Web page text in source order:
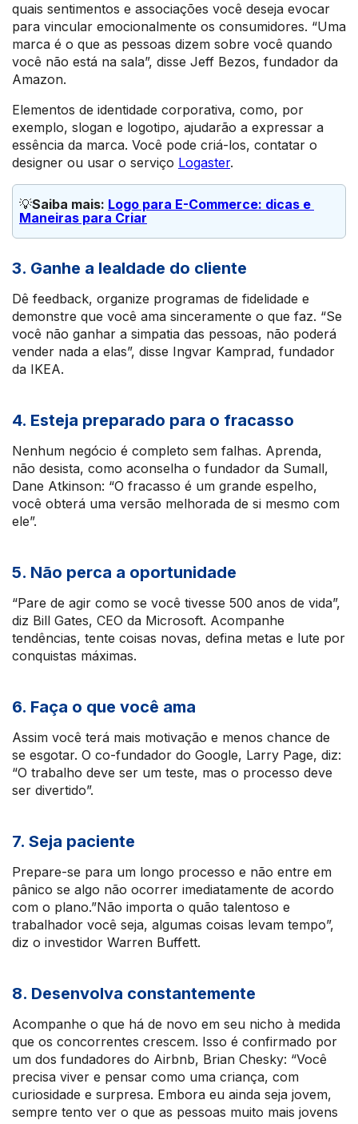
quais sentimentos e associações você deseja evocar
para vincular emocionalmente os consumidores. “Uma
marca é o que as pessoas dizem sobre você quando
você não está na sala”, disse Jeff Bezos, fundador da
Amazon.
Elementos de identidade corporativa, como, por
exemplo, slogan e logotipo, ajudarão a expressar a
essência da marca. Você pode criá-los, contatar o
designer ou usar o serviço Logaster.
💡Saiba mais: Logo para E-Commerce: dicas e
Maneiras para Criar
3. Ganhe a lealdade do cliente
Dê feedback, organize programas de fidelidade e
demonstre que você ama sinceramente o que faz. “Se
você não ganhar a simpatia das pessoas, não poderá
vender nada a elas”, disse Ingvar Kamprad, fundador
da IKEA.
4. Esteja preparado para o fracasso
Nenhum negócio é completo sem falhas. Aprenda,
não desista, como aconselha o fundador da Sumall,
Dane Atkinson: “O fracasso é um grande espelho,
você obterá uma versão melhorada de si mesmo com
ele”.
5. Não perca a oportunidade
“Pare de agir como se você tivesse 500 anos de vida”,
diz Bill Gates, CEO da Microsoft. Acompanhe
tendências, tente coisas novas, defina metas e lute por
conquistas máximas.
6. Faça o que você ama
Assim você terá mais motivação e menos chance de
se esgotar. O co-fundador do Google, Larry Page, diz:
“O trabalho deve ser um teste, mas o processo deve
ser divertido”.
7. Seja paciente
Prepare-se para um longo processo e não entre em
pânico se algo não ocorrer imediatamente de acordo
com o plano.”Não importa o quão talentoso e
trabalhador você seja, algumas coisas levam tempo”,
diz o investidor Warren Buffett.
8. Desenvolva constantemente
Acompanhe o que há de novo em seu nicho à medida
que os concorrentes crescem. Isso é confirmado por
um dos fundadores do Airbnb, Brian Chesky: “Você
precisa viver e pensar como uma criança, com
curiosidade e surpresa. Embora eu ainda seja jovem,
sempre tento ver o que as pessoas muito mais jovens